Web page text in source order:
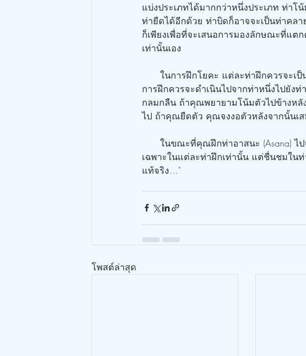
แบ่งประเภทได้มากกว่าหนึ่งประเภท ท่า
ท่ายืดได้อีกด้วย ท่าบิดก็อาจจะเป็นท่าคลา
ก็เพียงเพื่อที่จะเสนอการมองลักษณะที่แ
เท่านั้นเอง
การฝึกควรจะดำเนินไปจากท่าหนึ่งไปยัง
กลมกลืน ถ้าคุณพยายามโน้มตัวไปข้างหลั
ไป ถ้าคุณยืดตัว คุณจงงอตัวหลังจากนั้นเ
เฉพาะในแต่ละท่าฝึกเท่านั้น แต่ชื่นชมใน
แท้จริง..."
โพสต์ล่าสุด